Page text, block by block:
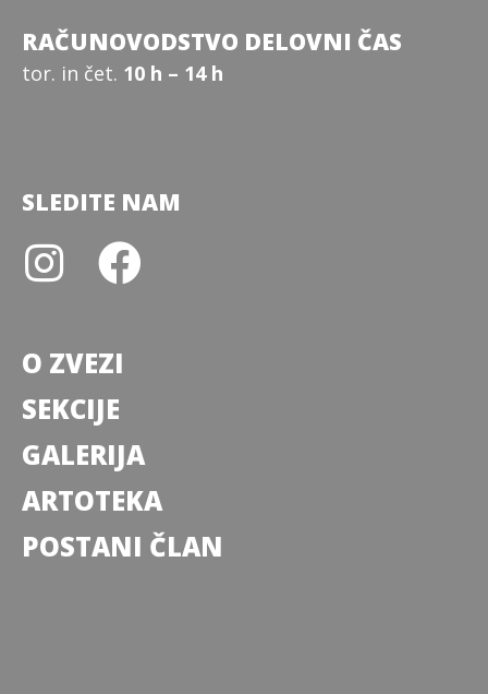
O ZVEZI
SEKCIJE
GALERIJA
ARTOTEKA
POSTANI ČLAN
RAČUNOVODSTVO DELOVNI ČAS
tor. in čet. 10 h – 14 h
SLEDITE NAM